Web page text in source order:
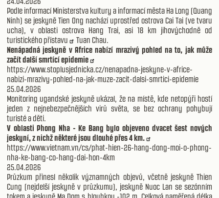
Podle informací Ministerstva kultury a informací města Ha Long (Quang
Ninh) se jeskyně Tien Ong nachází uprostřed ostrova Cai Tai (ve tvaru
ucha), v oblasti ostrova Hang Trai, asi 18 km jihovýchodně od
turistického přístavu
Tuan Chau.
Nenápadná jeskyně v Africe nabízí mrazivý pohled na to, jak může
začít další smrtící epidemie
https://www.stoplusjednicka.cz/nenapadna-jeskyne-v-africe-
nabizi-mrazivy-pohled-na-jak-muze-zacit-dalsi-smrtici-epidemie
25.04.2026
Monitoring ugandské jeskyně ukázal, že na místě, kde netopýři hostí
jeden z nejnebezpečnějších virů světa, se bez ochrany pohybují
turisté a děti.
V oblasti Phong Nha - Ke Bang bylo objeveno dvacet šest nových
jeskyní, z nichž některé jsou dlouhé přes 4 km.
https://www.vietnam.vn/cs/phat-hien-26-hang-dong-moi-o-phong-
nha-ke-bang-co-hang-dai-hon-4km
25.04.2026
Průzkum přinesl několik významných objevů, včetně jeskyně Thien
Cung (nejdelší jeskyně v průzkumu), jeskyně Nuoc Lan se sezónním